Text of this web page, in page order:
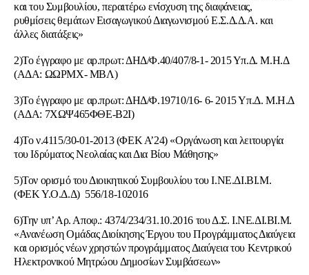
και του Συμβουλίου, περαιτέρω ενίσχυση της διαφάνειας,
ρυθμίσεις θεμάτων Εισαγωγικού Διαγωνισμού Ε.Σ.Δ.Δ.Α. και
άλλες διατάξεις»
2)Το έγγραφο με αρ.πρωτ: ΔΗΔ/Φ.40/407/8-1- 2015 Υπ.Δ. Μ.Η.Δ
(ΑΔΑ: ΩΩΡΜΧ- ΜΒΛ)
3)Το έγγραφο με αρ.πρωτ: ΔΗΔ/Φ.19710/16- 6- 2015 Υπ.Δ. Μ.Η.Δ
(ΑΔΑ: 7ΧΩΨ465ΦΘΕ-Β2Ι)
4)Το ν.4115/30-01-2013 (ΦΕΚ Α’24) «Οργάνωση και λειτουργία
του Ιδρύματος Νεολαίας και Δια Βίου Μάθησης»
5)Τον ορισμό του Διοικητικού Συμβουλίου του Ι.ΝΕ.ΔΙ.ΒΙ.Μ.
(ΦΕΚ Υ.Ο.Δ.Δ) 556/18-102016
6)Την υπ’ Αρ. Αποφ.: 4374/234/31.10.2016 του Δ.Σ. Ι.ΝΕ.ΔΙ.ΒΙ.Μ.
«Ανανέωση Ομάδας Διοίκησης Έργου του Προγράμματος Διαύγεια
και ορισμός νέων χρηστών προγράμματος Διαύγεια του Κεντρικού
Ηλεκτρονικού Μητρώου Δημοσίων Συμβάσεων»